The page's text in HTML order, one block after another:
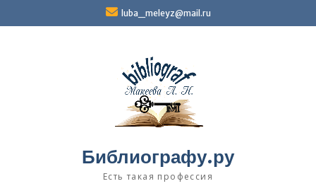
luba_meleyz@mail.ru
Библиографу.ру
Есть такая профессия